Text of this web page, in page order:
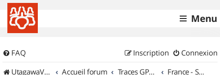
Menu
FAQ Connexion
Inscription
UtagawaVTT (Randos VTT et VTTAE avec traces GPS)
Accueil forum Traces GPS de randos VTT France - Sud Est